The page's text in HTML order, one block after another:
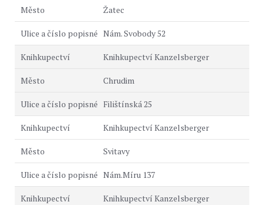
Žatec
Nám. Svobody 52
Knihkupectví Kanzelsberger
Chrudim
Filištínská 25
Knihkupectví Kanzelsberger
Svitavy
Nám.Míru 137
Knihkupectví Kanzelsberger